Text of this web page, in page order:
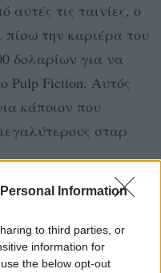
Information
to third parties, or
information for
the below opt-out
τις ταινίες, ο
πίσω την καριέρα του
δολαρίων για να
Pulp Fiction. Αυτός
κάποιον που
σταρ